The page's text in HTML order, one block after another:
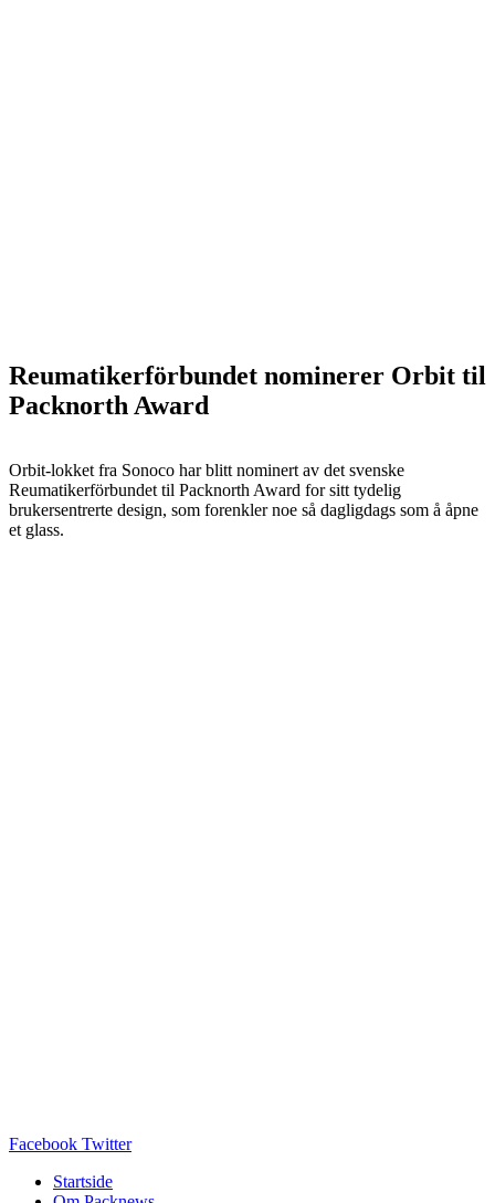
Reumatikerförbundet nominerer Orbit til
Packnorth Award
Orbit-lokket fra Sonoco har blitt nominert av det svenske
Reumatikerförbundet til Packnorth Award for sitt tydelig
brukersentrerte design, som forenkler noe så dagligdags som å åpne
et glass.
Facebook Twitter
Startside